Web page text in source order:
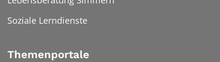
Soziale Lerndienste
Themenportale